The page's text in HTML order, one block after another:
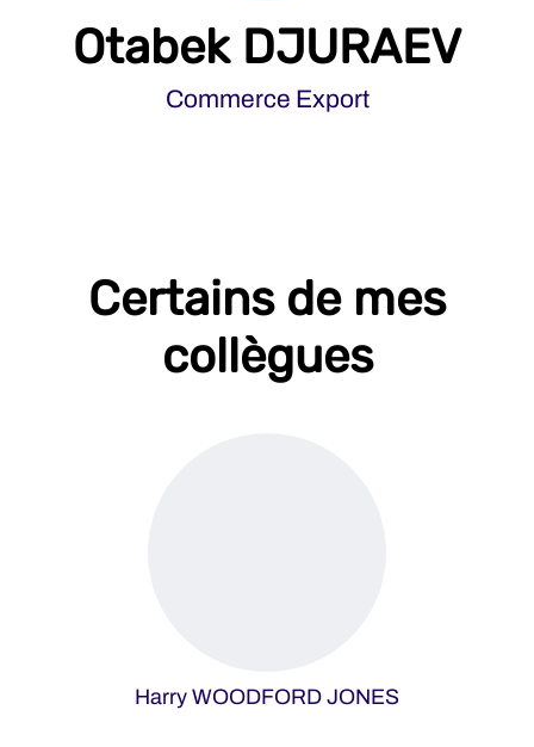
Otabek DJURAEV
Commerce Export
Certains de mes
collègues
Harry WOODFORD JONES